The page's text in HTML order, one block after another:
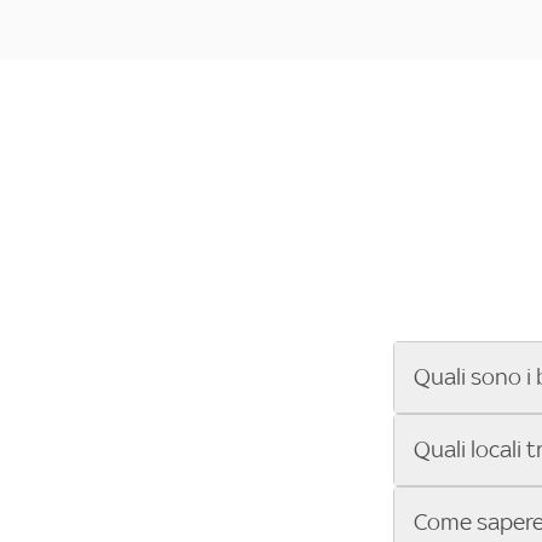
Quali sono i
Se cerchi un
ENILIVE, la
Sky Bar ti
Quali locali
Vuoi sapere
Come